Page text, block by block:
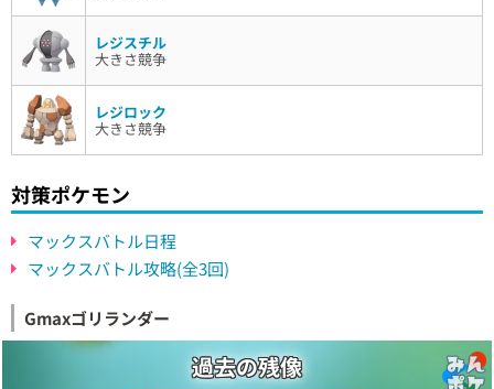
レジスチル
大きさ競争
レジロック
大きさ競争
対策ポケモン
マックスバトル日程
マックスバトル攻略(全3回)
Gmaxゴリランダー
過去の残像